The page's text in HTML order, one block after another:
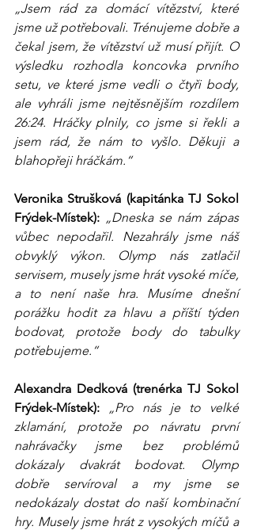
„Jsem rád za domácí vítězství, které
jsme už potřebovali. Trénujeme dobře a
čekal jsem, že vítězství už musí přijít. O
výsledku rozhodla koncovka prvního
setu, ve které jsme vedli o čtyři body,
ale vyhráli jsme nejtěsnějším rozdílem
26:24. Hráčky plnily, co jsme si řekli a
jsem rád, že nám to vyšlo. Děkuji a
blahopřeji hráčkám.“
Veronika Strušková (kapitánka TJ Sokol
Frýdek-Místek): „Dneska se nám zápas
vůbec nepodařil. Nezahrály jsme náš
obvyklý výkon. Olymp nás zatlačil
servisem, musely jsme hrát vysoké míče,
a to není naše hra. Musíme dnešní
porážku hodit za hlavu a příští týden
bodovat, protože body do tabulky
potřebujeme.“
Alexandra Dedková (trenérka TJ Sokol
Frýdek-Místek):
„Pro nás je to velké
zklamání, protože po návratu první
nahrávačky jsme bez problémů
dokázaly dvakrát bodovat. Olymp
dobře servíroval a my jsme se
nedokázaly dostat do naší kombinační
hry. Musely jsme hrát z vysokých míčů a